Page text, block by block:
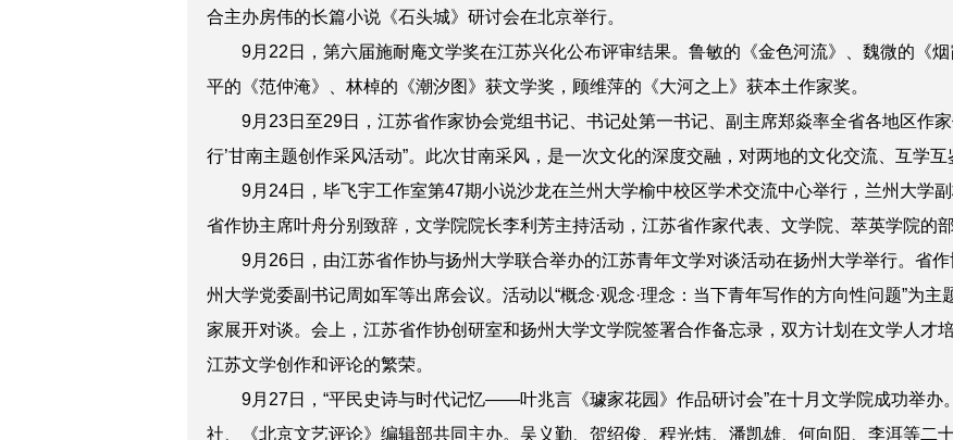
合主办房伟的长篇小说《石头城》研讨会在北京举行。
9月22日，第六届施耐庵文学奖在江苏兴化公布评审结果。鲁敏的《金色河流》、魏微的《烟
平的《范仲淹》、林棹的《潮汐图》获文学奖，顾维萍的《大河之上》获本土作家奖。
9月23日至29日，江苏省作家协会党组书记、书记处第一书记、副主席郑焱率全省各地区作家
行’甘南主题创作采风活动”。此次甘南采风，是一次文化的深度交融，对两地的文化交流、互学互
9月24日，毕飞宇工作室第47期小说沙龙在兰州大学榆中校区学术交流中心举行，兰州大学
省作协主席叶舟分别致辞，文学院院长李利芳主持活动，江苏省作家代表、文学院、萃英学院的
9月26日，由江苏省作协与扬州大学联合举办的江苏青年文学对谈活动在扬州大学举行。省作
州大学党委副书记周如军等出席会议。活动以“概念·观念·理念：当下青年写作的方向性问题”为
家展开对谈。会上，江苏省作协创研室和扬州大学文学院签署合作备忘录，双方计划在文学人才
江苏文学创作和评论的繁荣。
9月27日，“平民史诗与时代记忆——叶兆言《璩家花园》作品研讨会”在十月文学院成功举办
社、《北京文艺评论》编辑部共同主办。吴义勤、贺绍俊、程光炜、潘凯雄、何向阳、李洱等二